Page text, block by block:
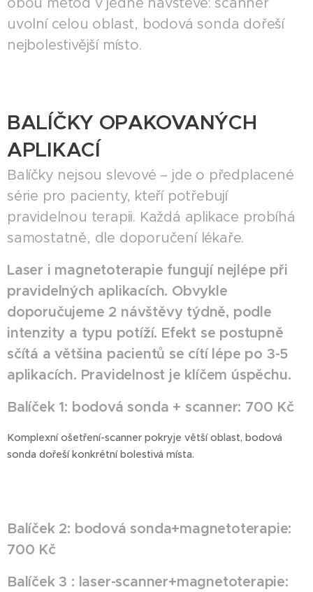
uvolní celou oblast, bodová sonda dořeší
nejbolestivější místo.
BALÍČKY OPAKOVANÝCH
APLIKACÍ
Balíčky nejsou slevové – jde o předplacené
série pro pacienty, kteří potřebují
pravidelnou terapii. Každá aplikace probíhá
samostatně, dle doporučení lékaře.
Laser i magnetoterapie fungují nejlépe při
pravidelných aplikacích. Obvykle
doporučujeme 2 návštěvy týdně, podle
intenzity a typu potíží. Efekt se postupně
sčítá a většina pacientů se cítí lépe po 3-5
aplikacích. Pravidelnost je klíčem úspěchu.
Balíček 1: bodová sonda + scanner: 700 Kč
Komplexní ošetření-scanner pokryje větší oblast, bodová
sonda dořeší konkrétní bolestivá místa.
Balíček 2: bodová sonda+magnetoterapie:
700 Kč
Balíček 3 : laser-scanner+magnetoterapie: